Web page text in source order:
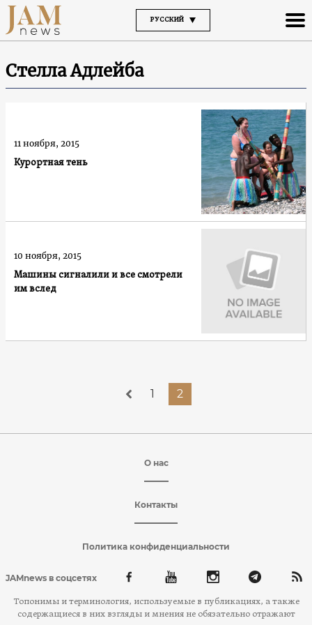
РУССКИЙ
Стелла Адлейба
Курортная тень
11 ноября, 2015
Машины сигналили и все смотрели
им вслед
10 ноября, 2015
1 2
О нас
Контакты
Политика конфиденциальности
JAMnews в соцсетях
Топонимы и терминология, используемые в публикациях, а также
содержащиеся в них взгляды и мнения не обязательно отражают